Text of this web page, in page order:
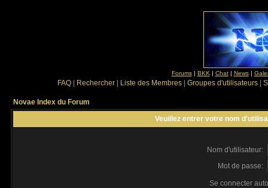
Forums| BKK | Chat| News|
FAQ Rechercher Liste des Membres Groupes d'utilisateurs
Novae Index du Forum
Veuillez entrer votre nom
Nom d'utilisateur:
Mot de passe:
Se connecter